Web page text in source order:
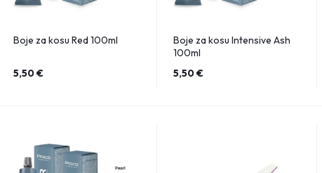
Boje za kosu Red 100ml
5,50€
Boje za kosu Intensive Ash
100ml
5,50€